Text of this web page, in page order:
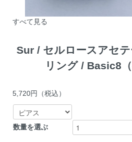
すべて見る
Sur / セルロースアセ
リング / Basic8
5,720円 （税込）
数量を選ぶ